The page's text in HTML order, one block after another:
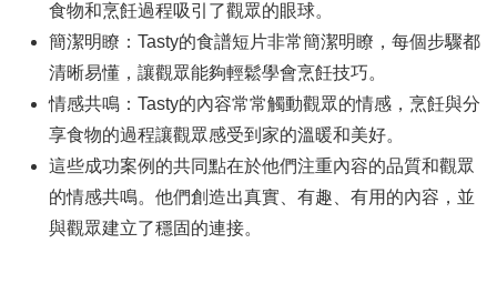
食物和烹飪過程吸引了觀眾的眼球。
簡潔明瞭：Tasty的食譜短片非常簡潔明瞭，每個步驟都
清晰易懂，讓觀眾能夠輕鬆學會烹飪技巧。
情感共鳴：Tasty的內容常常觸動觀眾的情感，烹飪與分
享食物的過程讓觀眾感受到家的溫暖和美好。
這些成功案例的共同點在於他們注重內容的品質和觀眾
的情感共鳴。他們創造出真實、有趣、有用的內容，並
與觀眾建立了穩固的連接。